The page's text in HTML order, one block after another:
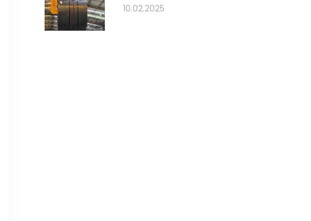
10.02.2025